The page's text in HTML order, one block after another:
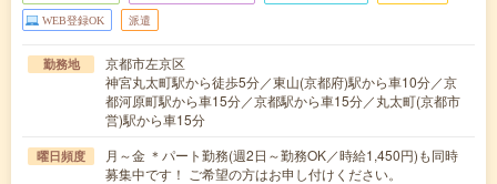
WEB登録OK 派遣
勤務地
京都市左京区
神宮丸太町駅から徒歩5分／東山(京都府)駅から車10分／京
都河原町駅から車15分／京都駅から車15分／丸太町(京都市
営)駅から車15分
曜日頻度
月～金 ＊パート勤務(週2日～勤務OK／時給1,450円)も同時
募集中です！ ご希望の方はお申し付けください。